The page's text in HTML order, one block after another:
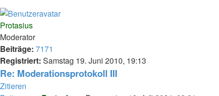
Protasius
Moderator
Beiträge: 7171
Registriert: Samstag 19. Juni 2010, 19:13
Re: Moderationsprotokoll III
Zitieren